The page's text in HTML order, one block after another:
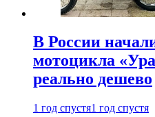
В России
мотоцикла
реально дешево
1 год спустя1 год спустя